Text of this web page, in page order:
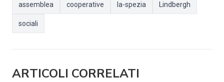
assemblea cooperative la-spezia Lindbergh
sociali
ARTICOLI CORRELATI